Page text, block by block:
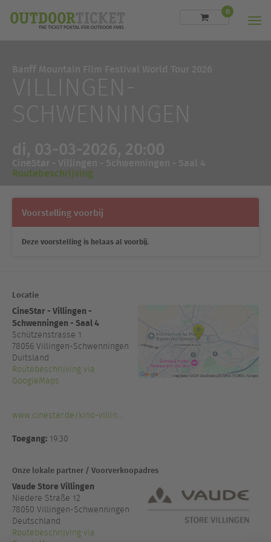
0
Routebeschrijving
Voorstelling voorbij
Deze voorstelling is helaas al voorbij.
Locatie
CineStar - Villingen -
Schwenningen - Saal 4
Schützenstrasse 1
78056 Villingen-Schwenningen
Duitsland
Routebeschrijving via
GoogleMaps
www.cinestar.de/kino-villin...
Toegang: 19:30
Onze lokale partner / Voorverkoopadres
Vaude Store Villingen
Niedere Straße 12
78050 Villingen-Schwenningen
Deutschland
Routebeschrijving via